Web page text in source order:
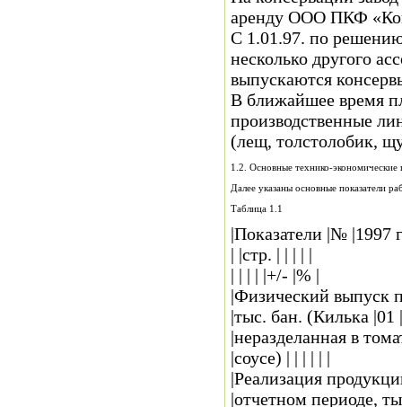
аренду ООО ПКФ
С 1.01.97. по решению
несколько другого
выпускаются
В ближайшее время
производственные
(лещ, толстолобик,
1.2. Основные технико-экономические
Далее указаны основные показатели
Таблица 1.1
|Показатели |№
| |стр. | | | | |
| | | | |+/- |% |
|Физический выпуск
|тыс. бан. (Килька |01
|неразделанная в
|соусе) | | | | | |
|Реализация
|отчетном периоде,